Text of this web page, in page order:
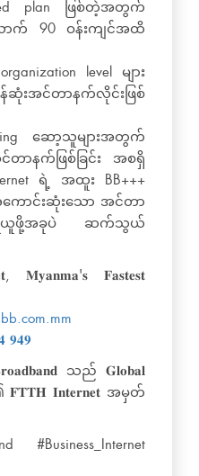
plan ဖြစ်တဲ့အတွက်
က် 90 ဝန်းကျင်အထိ
level များ
အင်တာနက်လိုင်းဖြစ်
ဆော့သူများအတွက်
ာနက်ဖြစ်ခြင်း အစရှိ
ရဲ့ အထူး BB+++
ောင်းဆုံးသော အင်တာ
ယူဖို့အခုပဲ ဆက်သွယ်
𝐌𝐲𝐚𝐧𝐦𝐚'𝐬 𝐅𝐚𝐬𝐭𝐞𝐬𝐭
𝟗𝟒𝟗
သည် 𝐆𝐥𝐨𝐛𝐚𝐥
𝐅𝐓𝐓𝐇 𝐈𝐧𝐭𝐞𝐫𝐧𝐞𝐭 အမှတ်
#Business_Internet